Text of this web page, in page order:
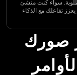
سواء كنت منشئ
تفاعلك مع الذكاء
صورك